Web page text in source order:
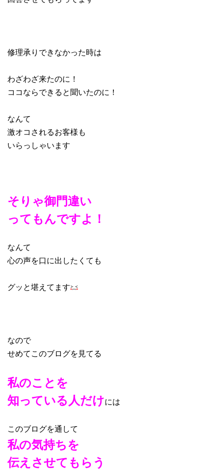
修理承りできなかった時は
わざわざ来たのに！
ココならできると聞いたのに！
なんて
激オコされるお客様も
いらっしゃいます
そりゃ御門違い
ってもんですよ！
なんて
心の声を口に出したくても
グッと堪えてます
なので
せめてこのブログを見てる
私のことを
知っている人だけには
このブログを通して
私の気持ちを
伝えさせてもらう